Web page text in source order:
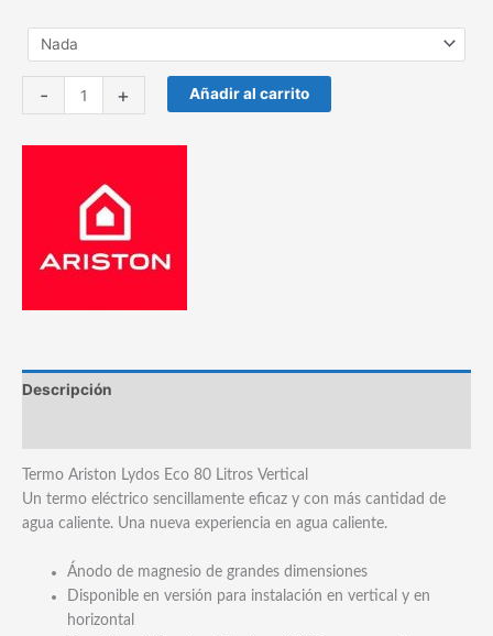
-
Ariston
+ Añadir al carrito
Descripción
Termo Ariston Lydos Eco 80 Litros Vertical
Un termo eléctrico sencillamente eficaz y con más cantidad de
agua caliente. Una nueva experiencia en agua caliente.
Ánodo de magnesio de grandes dimensiones
Disponible en versión para instalación en vertical y en
horizontal